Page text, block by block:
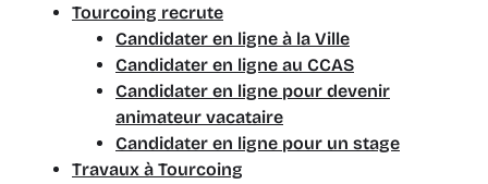
Tourcoing recrute
Candidater en ligne à la Ville
Candidater en ligne au CCAS
Candidater en ligne pour devenir
animateur vacataire
Candidater en ligne pour un stage
Travaux à Tourcoing